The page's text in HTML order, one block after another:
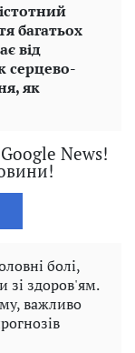
багатьох
від
серцево-
як
News!
болі,
зі здоров'ям.
важливо